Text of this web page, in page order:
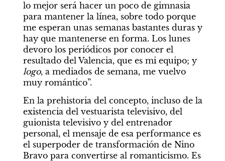
lo mejor será hacer un poco de gimnasia
para mantener la línea, sobre todo porque
me esperan unas semanas bastantes duras y
hay que mantenerse en forma. Los lunes
devoro los periódicos por conocer el
resultado del Valencia, que es mi equipo; y
logo, a mediados de semana, me vuelvo
muy romántico”.
En la prehistoria del concepto, incluso de la
existencia del vestuarista televisivo, del
guionista televisivo y del entrenador
personal, el mensaje de esa performance es
el superpoder de transformación de Nino
Bravo para convertirse al romanticismo. Es